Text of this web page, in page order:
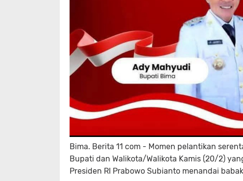
Bima. Berita 11 com - Momen pelantikan
Bupati dan Walikota/Walikota Kamis (20/2)
Presiden RI Prabowo Subianto menandai